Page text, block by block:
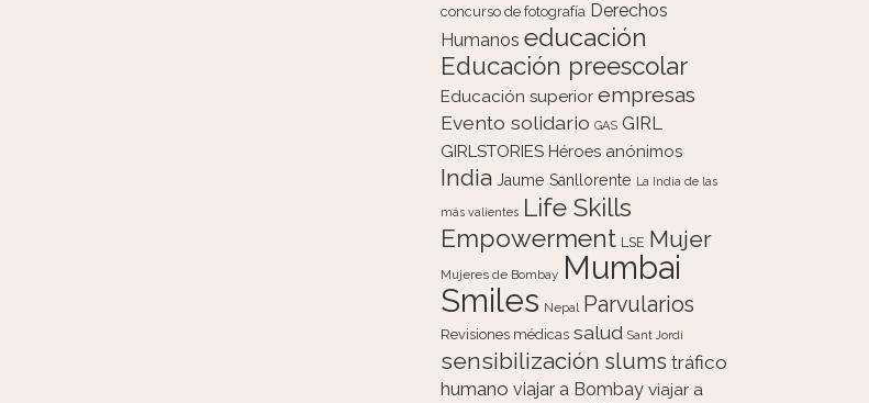
concurso de fotografía Derechos
Humanos educación
Educación preescolar
Educación superior empresas
Evento solidario GAS GIRL
GIRLSTORIES Héroes anónimos
India Jaume Sanllorente La India de las
más valientes Life Skills
Empowerment LSE Mujer
Mujeres de Bombay Mumbai
Smiles Nepal Parvularios
Revisiones médicas salud Sant Jordi
sensibilización slums tráfico
humano viajar a Bombay viajar a